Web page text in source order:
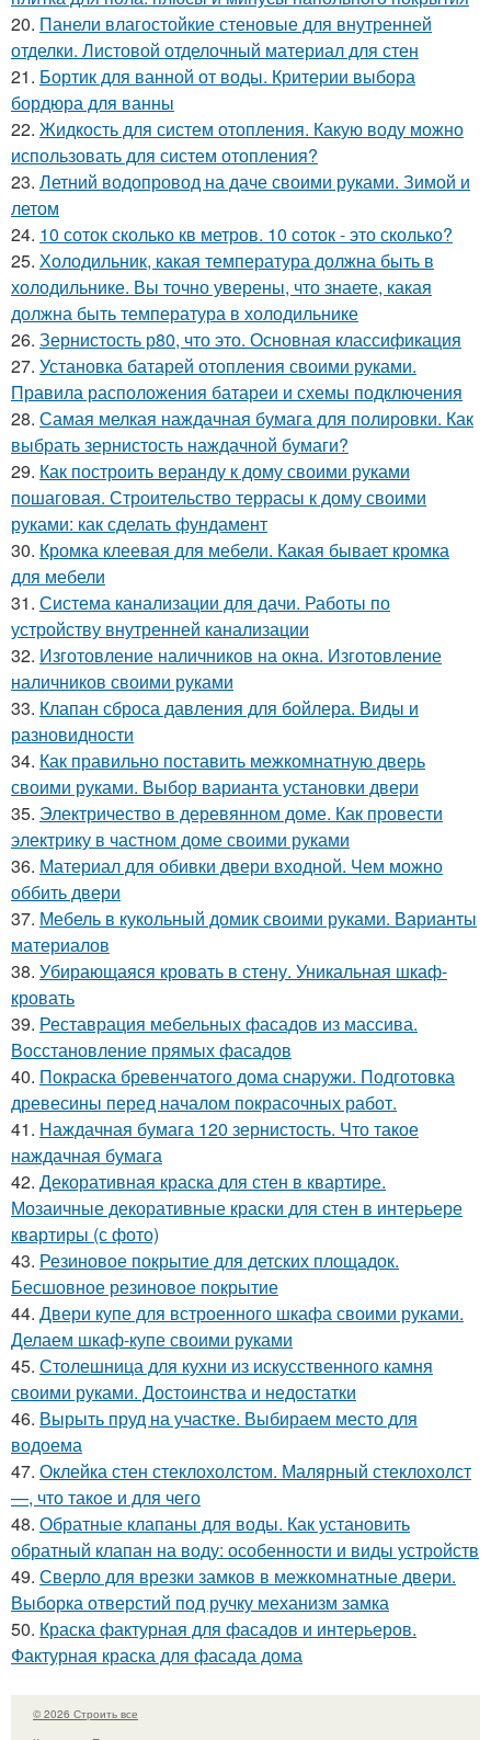
20. Панели влагостойкие стеновые для внутренней
отделки. Листовой отделочный материал для стен
21. Бортик для ванной от воды. Критерии выбора
бордюра для ванны
22. Жидкость для систем отопления. Какую воду можно
использовать для систем отопления?
23. Летний водопровод на даче своими руками. Зимой и
летом
24. 10 соток сколько кв метров. 10 соток - это сколько?
25. Холодильник, какая температура должна быть в
холодильнике. Вы точно уверены, что знаете, какая
должна быть температура в холодильнике
26. Зернистость р80, что это. Основная классификация
27. Установка батарей отопления своими руками.
Правила расположения батареи и схемы подключения
28. Самая мелкая наждачная бумага для полировки. Как
выбрать зернистость наждачной бумаги?
29. Как построить веранду к дому своими руками
пошаговая. Строительство террасы к дому своими
руками: как сделать фундамент
30. Кромка клеевая для мебели. Какая бывает кромка
для мебели
31. Система канализации для дачи. Работы по
устройству внутренней канализации
32. Изготовление наличников на окна. Изготовление
наличников своими руками
33. Клапан сброса давления для бойлера. Виды и
разновидности
34. Как правильно поставить межкомнатную дверь
своими руками. Выбор варианта установки двери
35. Электричество в деревянном доме. Как провести
электрику в частном доме своими руками
36. Материал для обивки двери входной. Чем можно
оббить двери
37. Мебель в кукольный домик своими руками. Варианты
материалов
38. Убирающаяся кровать в стену. Уникальная шкаф-
кровать
39. Реставрация мебельных фасадов из массива.
Восстановление прямых фасадов
40. Покраска бревенчатого дома снаружи. Подготовка
древесины перед началом покрасочных работ.
41. Наждачная бумага 120 зернистость. Что такое
наждачная бумага
42. Декоративная краска для стен в квартире.
Мозаичные декоративные краски для стен в интерьере
квартиры (с фото)
43. Резиновое покрытие для детских площадок.
Бесшовное резиновое покрытие
44. Двери купе для встроенного шкафа своими руками.
Делаем шкаф-купе своими руками
45. Столешница для кухни из искусственного камня
своими руками. Достоинства и недостатки
46. Вырыть пруд на участке. Выбираем место для
водоема
47. Оклейка стен стеклохолстом. Малярный стеклохолст
—, что такое и для чего
48. Обратные клапаны для воды. Как установить
обратный клапан на воду: особенности и виды устройств
49. Сверло для врезки замков в межкомнатные двери.
Выборка отверстий под ручку механизм замка
50. Краска фактурная для фасадов и интерьеров.
Фактурная краска для фасада дома
© 2026 Строить все